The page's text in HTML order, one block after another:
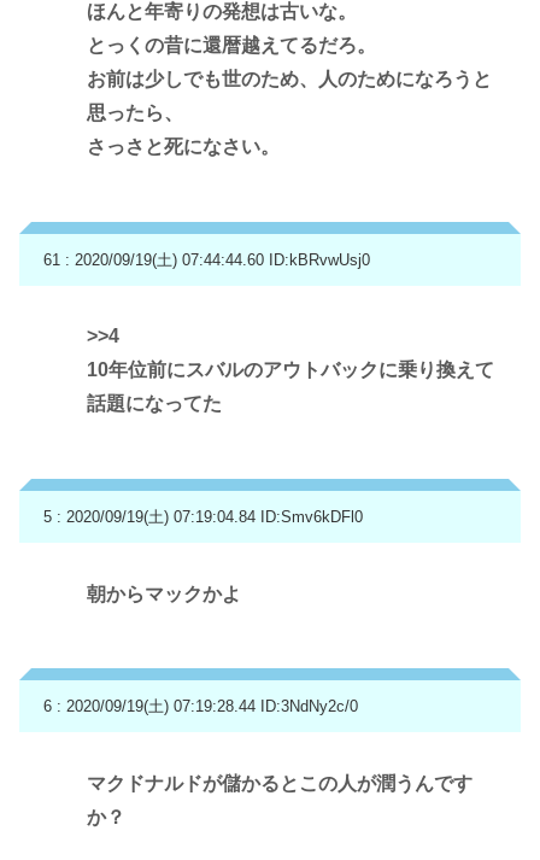
ほんと年寄りの発想は古いな。
とっくの昔に還暦越えてるだろ。
お前は少しでも世のため、人のためになろうと
思ったら、
さっさと死になさい。
61 : 2020/09/19(土) 07:44:44.60 ID:kBRvwUsj0
>>4
10年位前にスバルのアウトバックに乗り換えて
話題になってた
5 : 2020/09/19(土) 07:19:04.84 ID:Smv6kDFl0
朝からマックかよ
6 : 2020/09/19(土) 07:19:28.44 ID:3NdNy2c/0
マクドナルドが儲かるとこの人が潤うんです
か？